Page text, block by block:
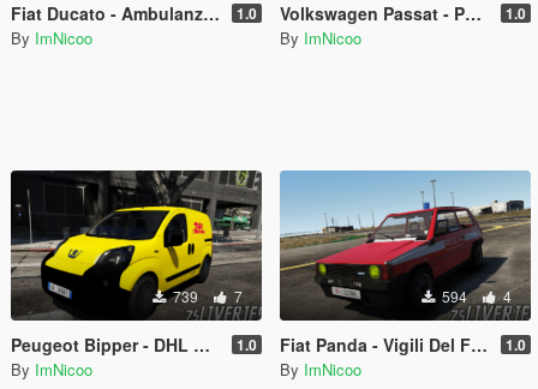
Fiat Ducato - Ambulanza 118 ( Paintjob | Fivem ) 1.0
By ImNicoo
Volkswagen Passat - Polizia Locale (Paintjob | FiveM) 1.0
By ImNicoo
739 7
Peugeot Bipper - DHL Express (Paintjob | FiveM) 1.0
By ImNicoo
594 4
Fiat Panda - Vigili Del Fuoco 115 (Paintjob | FiveM) 1.0
By ImNicoo